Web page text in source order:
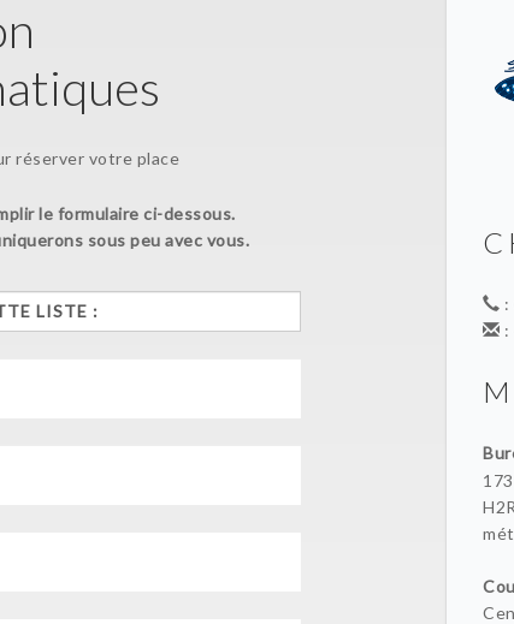
réserver votre place
le formulaire ci-dessous.
sous peu avec vous.
:
: